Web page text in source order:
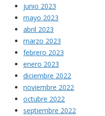
junio 2023
mayo 2023
abril 2023
marzo 2023
febrero 2023
enero 2023
diciembre 2022
noviembre 2022
octubre 2022
septiembre 2022